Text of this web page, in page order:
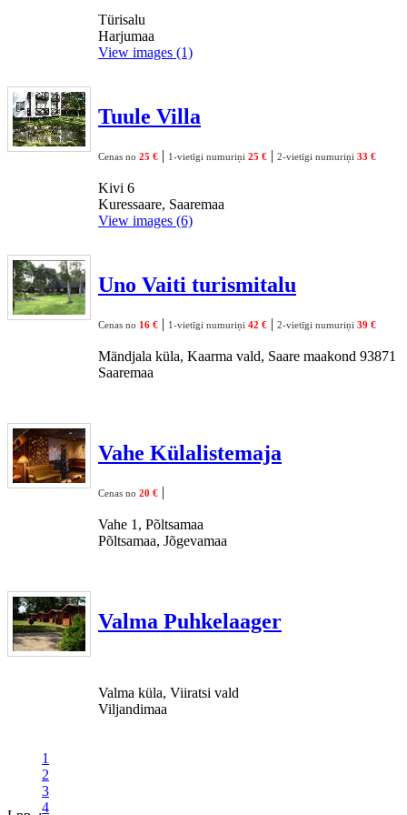
Türisalu
Harjumaa
View images (1)
Tuule Villa
Cenas no 25 € | 1-vietīgi numuriņi 25 € | 2-vietīgi numuriņi 33 €
Kivi 6
Kuressaare, Saaremaa
View images (6)
Uno Vaiti turismitalu
Cenas no 16 € | 1-vietīgi numuriņi 42 € | 2-vietīgi numuriņi 39 €
Mändjala küla, Kaarma vald, Saare maakond 93871
Saaremaa
Vahe Külalistemaja
Cenas no 20 € |
Vahe 1, Põltsamaa
Põltsamaa, Jõgevamaa
Valma Puhkelaager
Valma küla, Viiratsi vald
Viljandimaa
1
2
3
4